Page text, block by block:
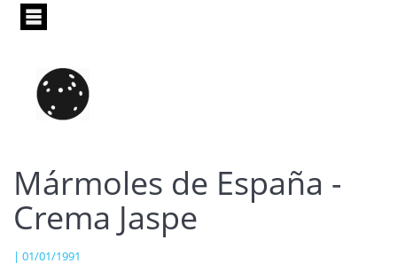
Pasar
principal
Mármoles de España -
Crema Jaspe
| 01/01/1991